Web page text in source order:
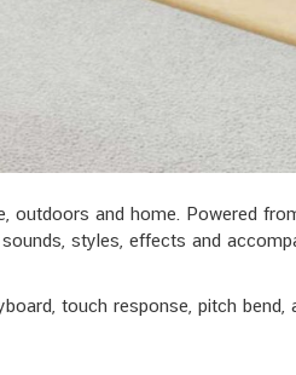
outdoors and home. Powered
styles, effects and
touch response, pitch bend,